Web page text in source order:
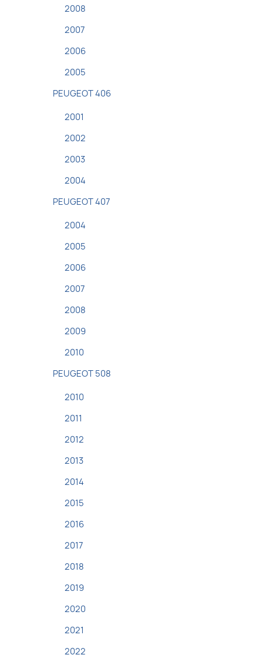
2008
2007
2006
2005
PEUGEOT 406
2001
2002
2003
2004
PEUGEOT 407
2004
2005
2006
2007
2008
2009
2010
PEUGEOT 508
2010
2011
2012
2013
2014
2015
2016
2017
2018
2019
2020
2021
2022